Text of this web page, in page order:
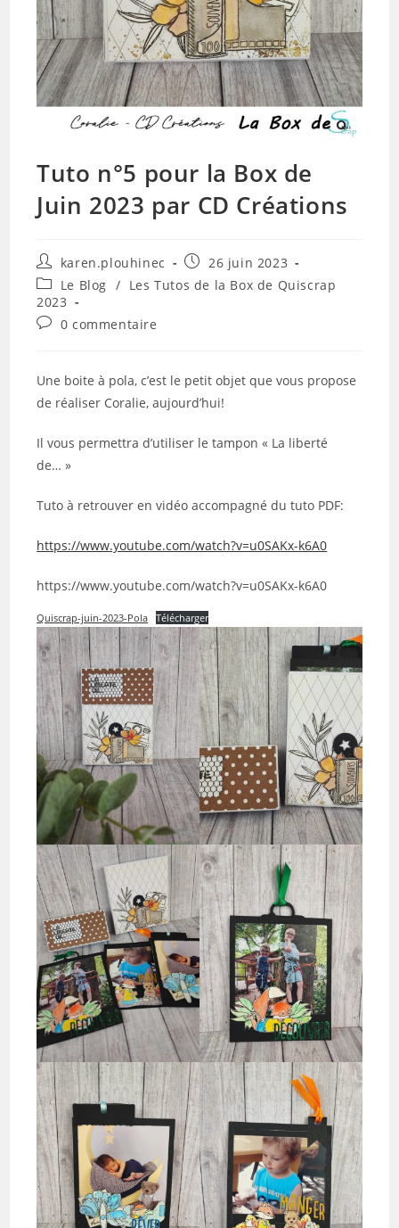
Tuto n°5 pour la Box de
Juin 2023 par CD Créations
Auteur/autrice
de
la
publication :
karen.plouhinec
Publication
publiée :
26 juin 2023
Post
category:
Le Blog / Les Tutos de la Box de Quiscrap
2023
Commentaires
publication :
0 commentaire
Une boite à pola, c’est le petit objet que vous propose
de réaliser Coralie, aujourd’hui!
Il vous permettra d’utiliser le tampon « La liberté
de… »
Tuto à retrouver en vidéo accompagné du tuto PDF:
https://www.youtube.com/watch?v=u0SAKx-k6A0
https://www.youtube.com/watch?v=u0SAKx-k6A0
Quiscrap-juin-2023-Pola Télécharger